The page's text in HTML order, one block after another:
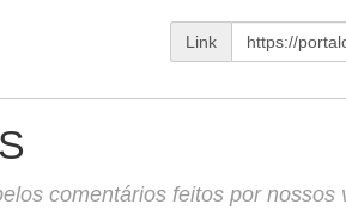
Link
comentários feitos por nossos